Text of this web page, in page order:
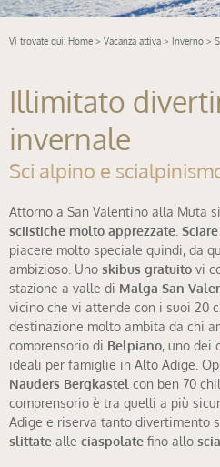
Vi trovate qui: Home > Vacanza attiva > Inverno >
Illimitato
invernale
Sci alpino e
Attorno a San Valentino alla Muta
sciistiche molto apprezzate
piacere molto speciale quindi, da
ambizioso. Uno skibus gratuito vi
stazione a valle di Malga San
vicino che vi attende con i suoi 20
destinazione molto ambita da chi
comprensorio di Belpiano, uno dei
ideali per famiglie in Alto Adige.
Nauders Bergkastel con ben 70
comprensorio è tra quelli a più
Adige e riserva tanto divertimento
slittate alle ciaspolate fino allo